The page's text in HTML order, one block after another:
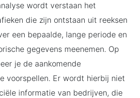
wordt verstaan het
die zijn ontstaan uit reeksen
een bepaalde, lange periode en
gegevens meenemen. Op
je de aankomende
voorspellen. Er wordt hierbij niet
informatie van bedrijven, die